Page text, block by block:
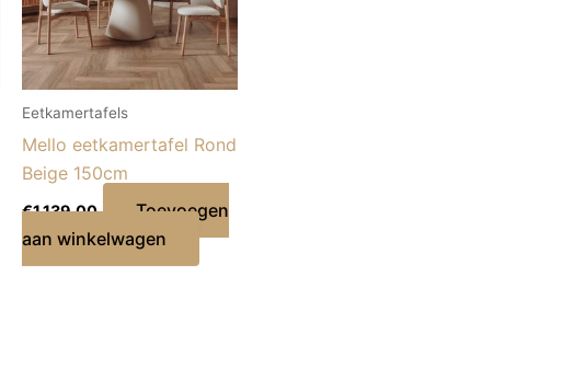
Eetkamertafels
Mello eetkamertafel Rond
Beige 150cm
€1.139,00
Toevoegen
aan winkelwagen